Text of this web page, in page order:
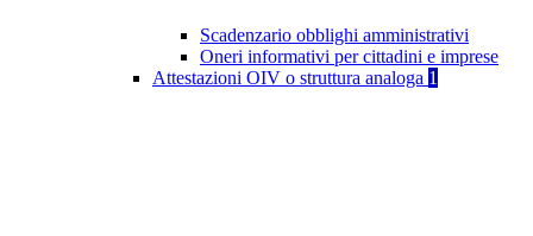
Scadenzario obblighi amministrativi
Oneri informativi per cittadini e imprese
Attestazioni OIV o struttura analoga 1